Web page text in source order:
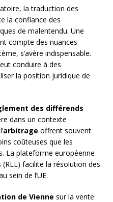
la traduction des
la confiance des
de malentendu. Une
compte des nuances
s’avère indispensable.
conduire à des
la position juridique de
des différends
dans un contexte
arbitrage offrent souvent
coûteuses que les
La plateforme européenne
facilite la résolution des
sein de l’UE.
de Vienne sur la vente